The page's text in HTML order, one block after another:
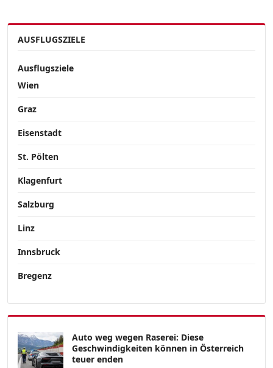
AUSFLUGSZIELE
Ausflugsziele
Wien
Graz
Eisenstadt
St. Pölten
Klagenfurt
Salzburg
Linz
Innsbruck
Bregenz
Auto weg wegen Raserei: Diese
Geschwindigkeiten können in Österreich
teuer enden